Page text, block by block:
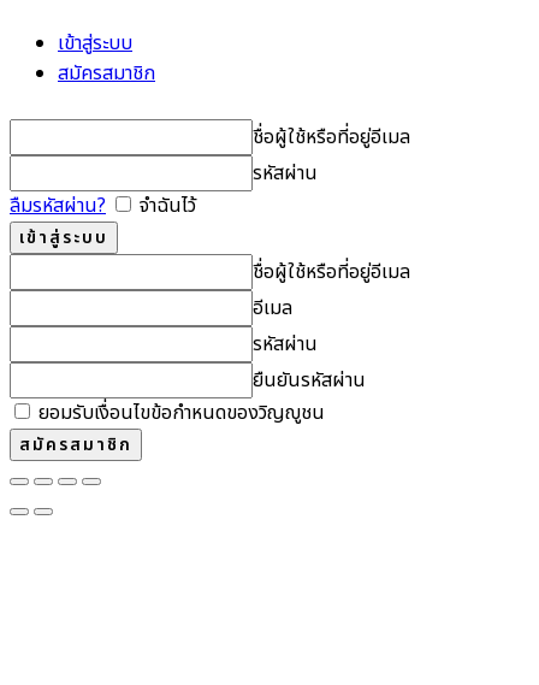
เข้าสู่ระบบ
สมัครสมาชิก
ชื่อผู้ใช้หรือที่อยู่อีเมล
รหัสผ่าน
ลืมรหัสผ่าน?
จำฉันไว้
ชื่อผู้ใช้หรือที่อยู่อีเมล
อีเมล
รหัสผ่าน
ยืนยันรหัสผ่าน
ยอมรับเงื่อนไขข้อกำหนดของวิญญูชน